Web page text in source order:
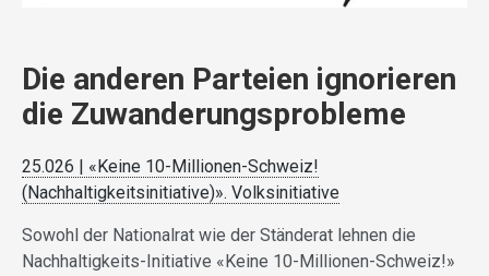
Die anderen Parteien ignorieren
die Zuwanderungsprobleme
25.026 | «Keine 10-Millionen-Schweiz!
(Nachhaltigkeitsinitiative)». Volksinitiative
Sowohl der Nationalrat wie der Ständerat lehnen die
Nachhaltigkeits-Initiative «Keine 10-Millionen-Schweiz!»